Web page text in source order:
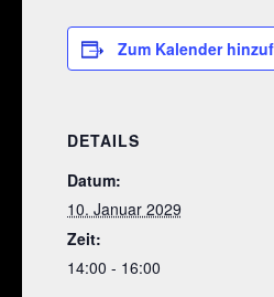
Zum Kalender
DETAILS
Datum:
10. Januar 2029
Zeit:
14:00 - 16:00